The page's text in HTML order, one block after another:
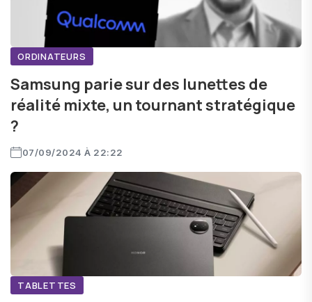
ORDINATEURS
Samsung parie sur des lunettes de
réalité mixte, un tournant stratégique
?
07/09/2024 À 22:22
TABLETTES